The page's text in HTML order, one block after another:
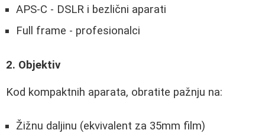
APS-C - DSLR i bezlični aparati
Full frame - profesionalci
2. Objektiv
Kod kompaktnih aparata, obratite pažnju na:
Žižnu daljinu (ekvivalent za 35mm film)